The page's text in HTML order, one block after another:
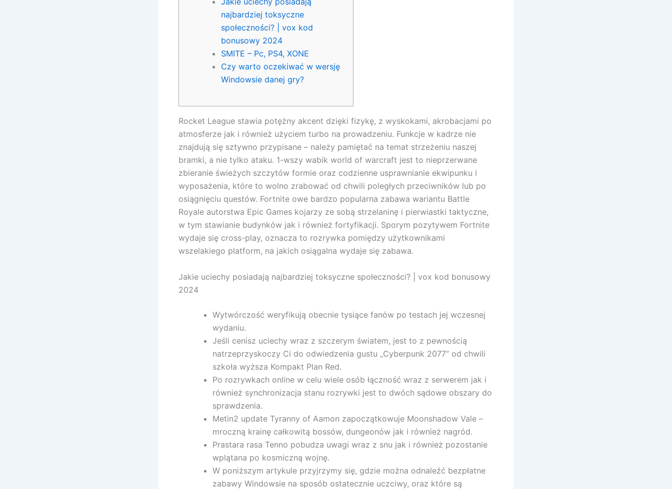
najbardziej toksyczne
społeczności? | vox kod
bonusowy 2024
SMITE – Pc, PS4, XONE
Czy warto oczekiwać w wersję
Windowsie danej gry?
Rocket League stawia potężny akcent dzięki fizykę, z wyskokami, akrobacjami po
atmosferze jak i również użyciem turbo na prowadzeniu. Funkcje w kadrze nie
znajdują się sztywno przypisane – należy pamiętać na temat strzeżeniu naszej
bramki, a nie tylko ataku. 1-wszy wabik world of warcraft jest to nieprzerwane
zbieranie świeżych szczytów formie oraz codzienne usprawnianie ekwipunku i
wyposażenia, które to wolno zrabować od chwili poległych przeciwników lub po
osiągnięciu questów. Fortnite owe bardzo popularna zabawa wariantu Battle
Royale autorstwa Epic Games kojarzy ze sobą strzelaninę i pierwiastki taktyczne,
w tym stawianie budynków jak i również fortyfikacji. Sporym pozytywem Fortnite
wydaje się cross-play, oznacza to rozrywka pomiędzy użytkownikami
wszelakiego platform, na jakich osiągalna wydaje się zabawa.
Jakie uciechy posiadają najbardziej toksyczne społeczności? | vox kod bonusowy
2024
Wytwórczość weryfikują obecnie tysiące fanów po testach jej wczesnej
wydaniu.
Jeśli cenisz uciechy wraz z szczerym światem, jest to z pewnością
natrzeprzyskoczy Ci do odwiedzenia gustu „Cyberpunk 2077” od chwili
szkoła wyższa Kompakt Plan Red.
Po rozrywkach online w celu wiele osób łączność wraz z serwerem jak i
również synchronizacja stanu rozrywki jest to dwóch sądowe obszary do
sprawdzenia.
Metin2 update Tyranny of Aamon zapoczątkowuje Moonshadow Vale –
mroczną krainę całkowitą bossów, dungeonów jak i również nagród.
Prastara rasa Tenno pobudza uwagi wraz z snu jak i również pozostanie
wplątana po kosmiczną wojnę.
W poniższym artykule przyjrzymy się, gdzie można odnaleźć bezpłatne
zabawy Windowsie na sposób ostatecznie uczciwy, oraz które są